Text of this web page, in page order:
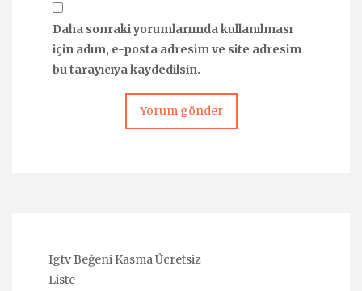
Daha sonraki yorumlarımda kullanılması
için adım, e-posta adresim ve site adresim
bu tarayıcıya kaydedilsin.
Igtv Beğeni Kasma Ücretsiz
Liste